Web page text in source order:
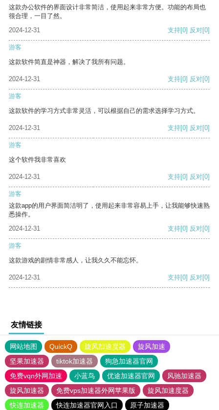
这款办公软件的界面设计非常简洁，使用起来非常方便。功能的布局也
很合理，一目了然。
2024-12-31
支持[0] 反对[0]
游客
这款软件简直是神器，解决了我所有问题。
2024-12-31 支持[0] 反对[0]
游客
这款软件的学习方式非常灵活，可以根据自己的需求选择学习方式。
2024-12-31 支持[0] 反对[0]
游客
这个软件我非常喜欢
2024-12-31 支持[0] 反对[0]
游客
这款app的用户界面简洁明了，使用起来非常容易上手，让我能够快速熟
悉操作。
2024-12-31
支持[0] 反对[0]
游客
这款游戏的剧情非常感人，让我久久不能忘怀。
2024-12-31 支持[0] 反对[0]
友情链接
网站地图 QuickQ 旋风加速度器
旋风加速
坚果加速器
tiktok加速器
狗急加速器官网
免费vqn外网加速
小蓝鸟 优途加速器官网
风驰加速器
旋风加速器
免费vps加速器外网苹果版
旋风加速度器
快连加速器
快连加速器官网入口
原子加速器